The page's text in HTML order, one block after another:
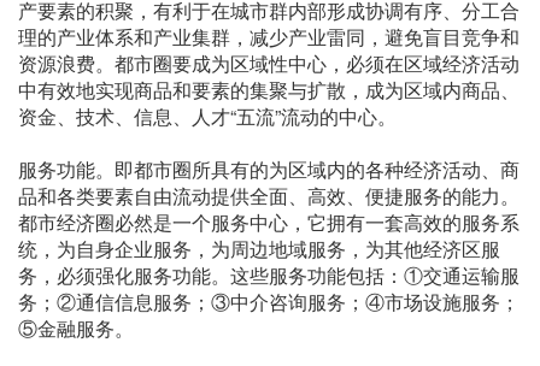
产要素的积聚，有利于在城市群内部形成协调有序、分工合
理的产业体系和产业集群，减少产业雷同，避免盲目竞争和
资源浪费。都市圈要成为区域性中心，必须在区域经济活动
中有效地实现商品和要素的集聚与扩散，成为区域内商品、
资金、技术、信息、人才“五流”流动的中心。
服务功能。即都市圈所具有的为区域内的各种经济活动、商
品和各类要素自由流动提供全面、高效、便捷服务的能力。
都市经济圈必然是一个服务中心，它拥有一套高效的服务系
统，为自身企业服务，为周边地域服务，为其他经济区服
务，必须强化服务功能。这些服务功能包括：①交通运输服
务；②通信信息服务；③中介咨询服务；④市场设施服务；
⑤金融服务。